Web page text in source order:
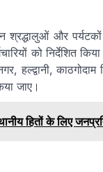
श्रद्धालुओं और
को निर्देशित
हल्द्वानी,
जाए।
हितों के लिए